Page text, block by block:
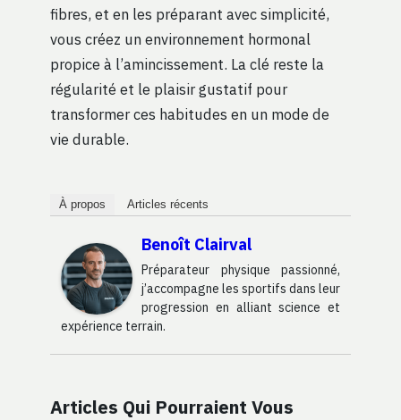
fibres, et en les préparant avec simplicité,
vous créez un environnement hormonal
propice à l’amincissement. La clé reste la
régularité et le plaisir gustatif pour
transformer ces habitudes en un mode de
vie durable.
À propos Articles récents
Benoît Clairval
Préparateur physique passionné,
j’accompagne les sportifs dans leur
progression en alliant science et
expérience terrain.
Articles Qui Pourraient Vous